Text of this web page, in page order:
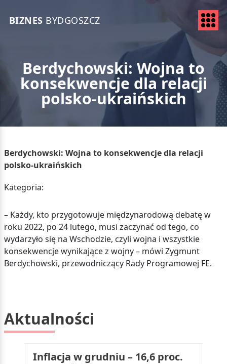
BIZNES BYDGOSZCZ
Berdychowski: Wojna to
konsekwencje dla relacji
polsko-ukraińskich
Berdychowski: Wojna to konsekwencje dla relacji
polsko-ukraińskich
Kategoria:
– Każdy, kto przygotowuje międzynarodową debatę w
roku 2022, po 24 lutego, musi zaczynać od tego, co
wydarzyło się na Wschodzie, czyli wojna i wszystkie
konsekwencje wynikające z wojny – mówi Zygmunt
Berdychowski, przewodniczący Rady Programowej FE.
Aktualności
Inflacja w grudniu – 16,6 proc.